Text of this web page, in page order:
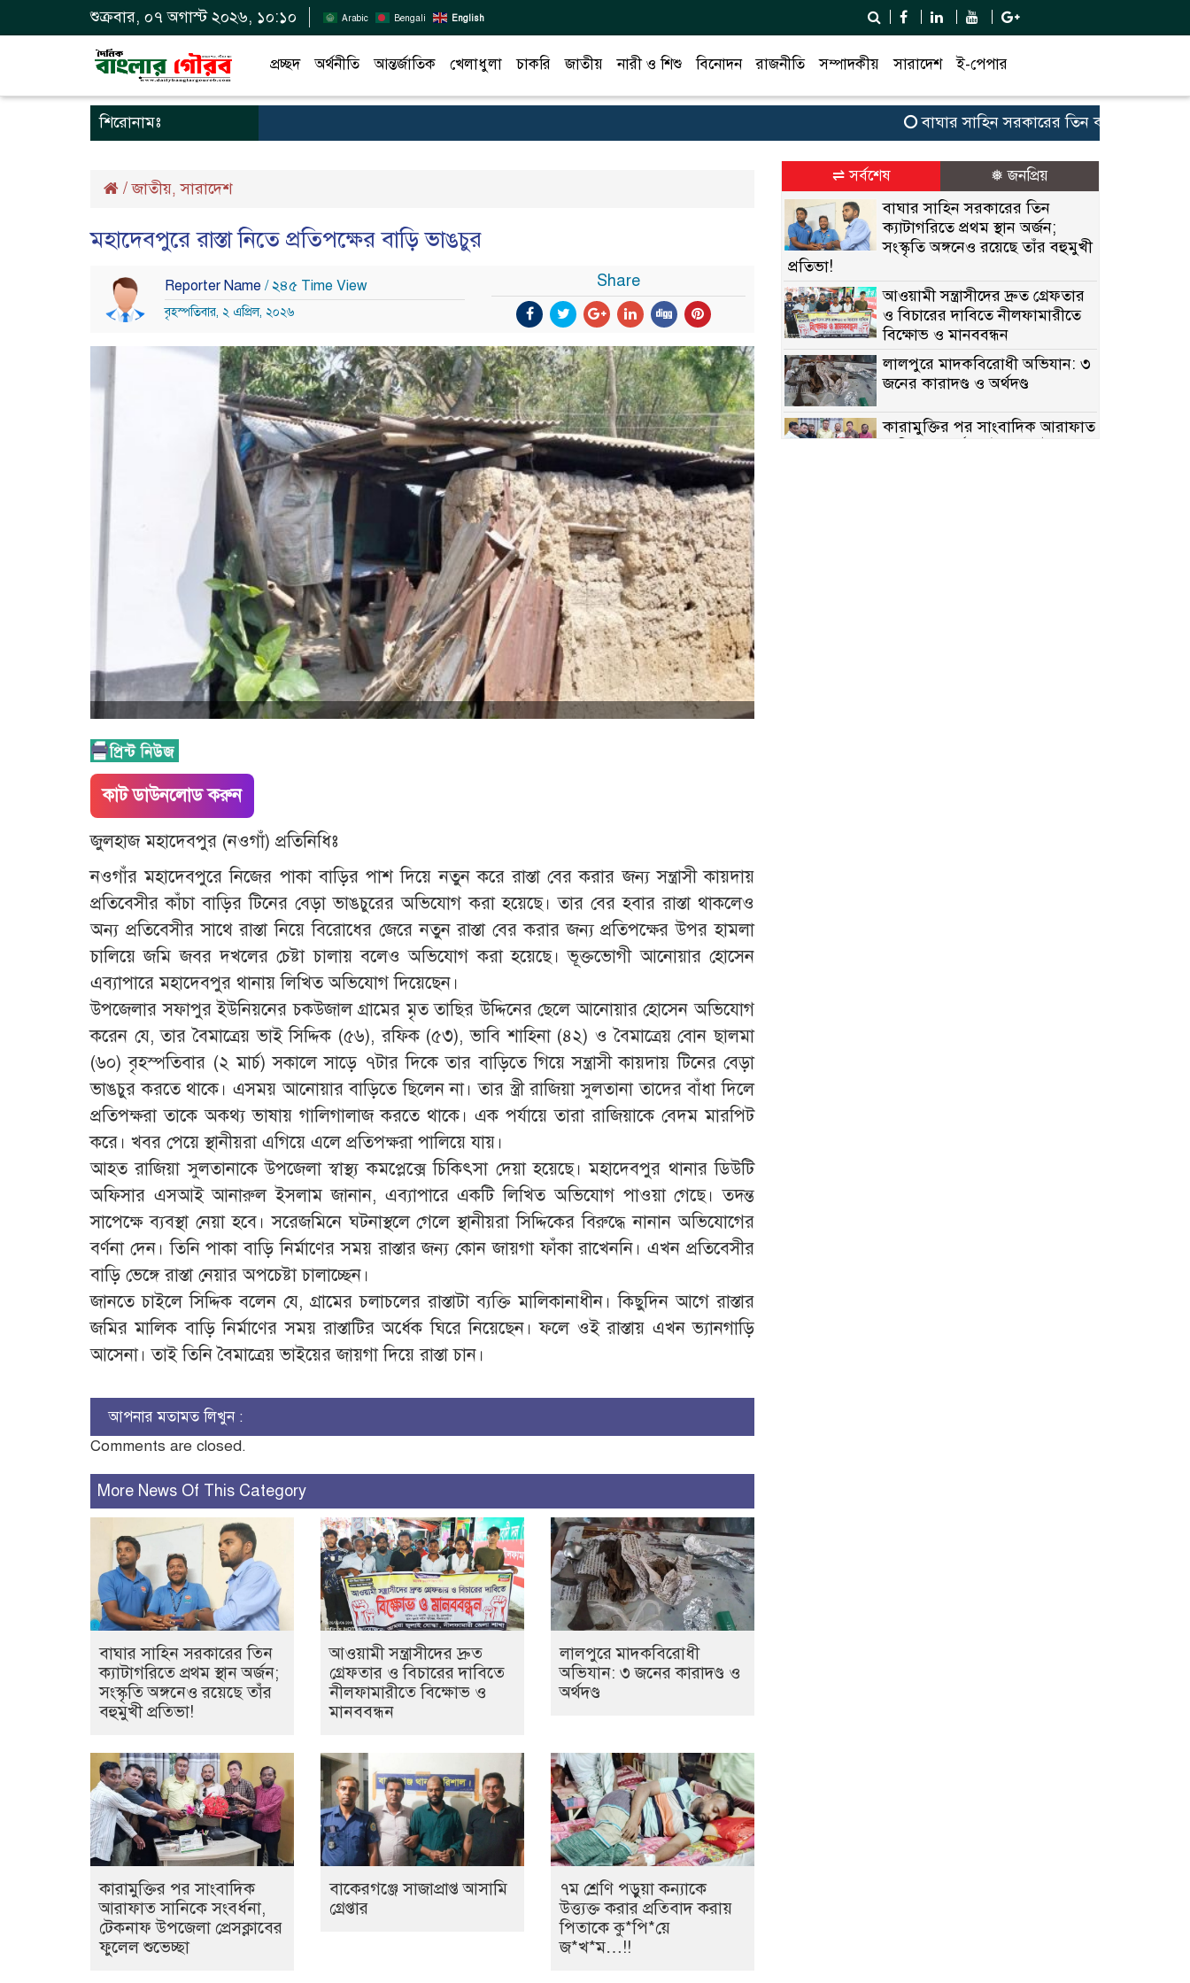
শুক্রবার, ০৭ অগাস্ট ২০২৬, ১০:১০ Arabic Bengali English
প্রচ্ছদ অর্থনীতি আন্তর্জাতিক খেলাধুলা চাকরি জাতীয় নারী ও শিশু বিনোদন রাজনীতি সম্পাদকীয় সারাদেশ ই-পেপার
শিরোনামঃ বাঘার সাহিন সরকারের তিন ক্যাটাগরিতে প্রথম
/জাতীয়,সারাদেশ
মহাদেবপুরে রাস্তা নিতে প্রতিপক্ষের বাড়ি ভাঙচুর
Reporter Name / ২৪৫ Time View
বৃহস্পতিবার, ২ এপ্রিল, ২০২৬
Share
কাট ডাউনলোড করুন
জুলহাজ মহাদেবপুর (নওগাঁ) প্রতিনিধিঃ
নওগাঁর মহাদেবপুরে নিজের পাকা বাড়ির পাশ দিয়ে নতুন করে রাস্তা বের করার জন্য সন্ত্রাসী কায়দায়
প্রতিবেসীর কাঁচা বাড়ির টিনের বেড়া ভাঙচুরের অভিযোগ করা হয়েছে। তার বের হবার রাস্তা থাকলেও
অন্য প্রতিবেসীর সাথে রাস্তা নিয়ে বিরোধের জেরে নতুন রাস্তা বের করার জন্য প্রতিপক্ষের উপর হামলা
চালিয়ে জমি জবর দখলের চেষ্টা চালায় বলেও অভিযোগ করা হয়েছে। ভূক্তভোগী আনোয়ার হোসেন
এব্যাপারে মহাদেবপুর থানায় লিখিত অভিযোগ দিয়েছেন।
উপজেলার সফাপুর ইউনিয়নের চকউজাল গ্রামের মৃত তাছির উদ্দিনের ছেলে আনোয়ার হোসেন অভিযোগ
করেন যে, তার বৈমাত্রেয় ভাই সিদ্দিক (৫৬), রফিক (৫৩), ভাবি শাহিনা (৪২) ও বৈমাত্রেয় বোন ছালমা
(৬০) বৃহস্পতিবার (২ মার্চ) সকালে সাড়ে ৭টার দিকে তার বাড়িতে গিয়ে সন্ত্রাসী কায়দায় টিনের বেড়া
ভাঙচুর করতে থাকে। এসময় আনোয়ার বাড়িতে ছিলেন না। তার স্ত্রী রাজিয়া সুলতানা তাদের বাঁধা দিলে
প্রতিপক্ষরা তাকে অকথ্য ভাষায় গালিগালাজ করতে থাকে। এক পর্যায়ে তারা রাজিয়াকে বেদম মারপিট
করে। খবর পেয়ে স্থানীয়রা এগিয়ে এলে প্রতিপক্ষরা পালিয়ে যায়।
আহত রাজিয়া সুলতানাকে উপজেলা স্বাস্থ্য কমপ্লেক্সে চিকিৎসা দেয়া হয়েছে। মহাদেবপুর থানার ডিউটি
অফিসার এসআই আনারুল ইসলাম জানান, এব্যাপারে একটি লিখিত অভিযোগ পাওয়া গেছে। তদন্ত
সাপেক্ষে ব্যবস্থা নেয়া হবে। সরেজমিনে ঘটনাস্থলে গেলে স্থানীয়রা সিদ্দিকের বিরুদ্ধে নানান অভিযোগের
বর্ণনা দেন। তিনি পাকা বাড়ি নির্মাণের সময় রাস্তার জন্য কোন জায়গা ফাঁকা রাখেননি। এখন প্রতিবেসীর
বাড়ি ভেঙ্গে রাস্তা নেয়ার অপচেষ্টা চালাচ্ছেন।
জানতে চাইলে সিদ্দিক বলেন যে, গ্রামের চলাচলের রাস্তাটা ব্যক্তি মালিকানাধীন। কিছুদিন আগে রাস্তার
জমির মালিক বাড়ি নির্মাণের সময় রাস্তাটির অর্ধেক ঘিরে নিয়েছেন। ফলে ওই রাস্তায় এখন ভ্যানগাড়ি
আসেনা। তাই তিনি বৈমাত্রেয় ভাইয়ের জায়গা দিয়ে রাস্তা চান।
আপনার মতামত লিখুন :
Comments are closed.
More News Of This Category
বাঘার সাহিন সরকারের তিন
ক্যাটাগরিতে প্রথম স্থান অর্জন;
সংস্কৃতি অঙ্গনেও রয়েছে তাঁর
বহুমুখী প্রতিভা!
আওয়ামী সন্ত্রাসীদের দ্রুত
গ্রেফতার ও বিচারের দাবিতে
নীলফামারীতে বিক্ষোভ ও
মানববন্ধন
লালপুরে মাদকবিরোধী
অভিযান: ৩ জনের কারাদণ্ড ও
অর্থদণ্ড
কারামুক্তির পর সাংবাদিক
আরাফাত সানিকে সংবর্ধনা,
টেকনাফ উপজেলা প্রেসক্লাবের
ফুলেল শুভেচ্ছা
বাকেরগঞ্জে সাজাপ্রাপ্ত আসামি
গ্রেপ্তার
৭ম শ্রেণি পড়ুয়া কন্যাকে
উত্ত্যক্ত করার প্রতিবাদ করায়
পিতাকে কু*পি*য়ে
জ*খ*ম…!!
⇌ সর্বশেষ ❅ জনপ্রিয়
বাঘার সাহিন সরকারের তিন
ক্যাটাগরিতে প্রথম স্থান অর্জন;
সংস্কৃতি অঙ্গনেও রয়েছে তাঁর বহুমুখী
প্রতিভা!
আওয়ামী সন্ত্রাসীদের দ্রুত গ্রেফতার
ও বিচারের দাবিতে নীলফামারীতে
বিক্ষোভ ও মানববন্ধন
লালপুরে মাদকবিরোধী অভিযান: ৩
জনের কারাদণ্ড ও অর্থদণ্ড
কারামুক্তির পর সাংবাদিক আরাফাত